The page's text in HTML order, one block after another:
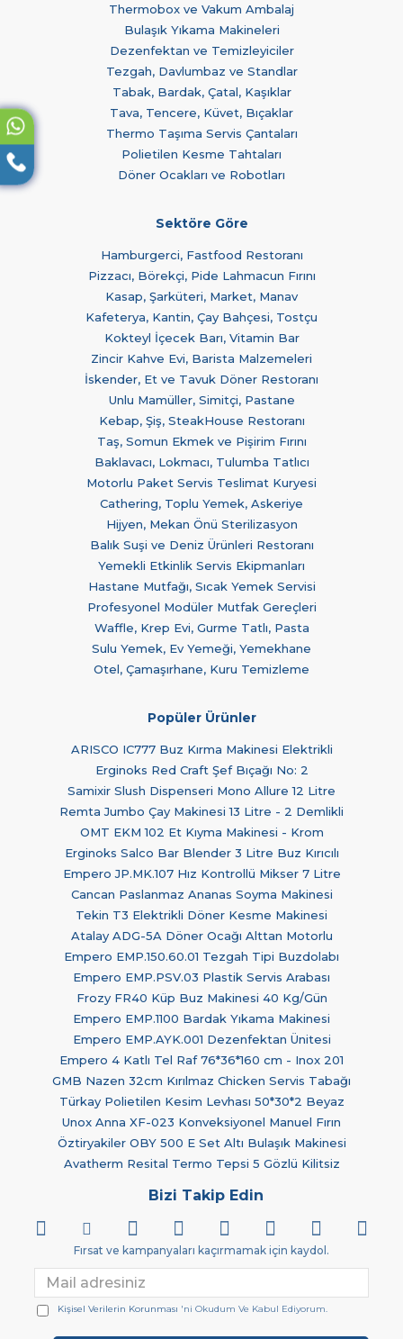
Thermobox ve Vakum Ambalaj
Bulaşık Yıkama Makineleri
Dezenfektan ve Temizleyiciler
Tezgah, Davlumbaz ve Standlar
Tabak, Bardak, Çatal, Kaşıklar
Tava, Tencere, Küvet, Bıçaklar
Thermo Taşıma Servis Çantaları
Polietilen Kesme Tahtaları
Döner Ocakları ve Robotları
Sektöre Göre
Hamburgerci, Fastfood Restoranı
Pizzacı, Börekçi, Pide Lahmacun Fırını
Kasap, Şarküteri, Market, Manav
Kafeterya, Kantin, Çay Bahçesi, Tostçu
Kokteyl İçecek Barı, Vitamin Bar
Zincir Kahve Evi, Barista Malzemeleri
İskender, Et ve Tavuk Döner Restoranı
Unlu Mamüller, Simitçi, Pastane
Kebap, Şiş, SteakHouse Restoranı
Taş, Somun Ekmek ve Pişirim Fırını
Baklavacı, Lokmacı, Tulumba Tatlıcı
Motorlu Paket Servis Teslimat Kuryesi
Cathering, Toplu Yemek, Askeriye
Hijyen, Mekan Önü Sterilizasyon
Balık Suşi ve Deniz Ürünleri Restoranı
Yemekli Etkinlik Servis Ekipmanları
Hastane Mutfağı, Sıcak Yemek Servisi
Profesyonel Modüler Mutfak Gereçleri
Waffle, Krep Evi, Gurme Tatlı, Pasta
Sulu Yemek, Ev Yemeği, Yemekhane
Otel, Çamaşırhane, Kuru Temizleme
Popüler Ürünler
ARISCO IC777 Buz Kırma Makinesi Elektrikli
Erginoks Red Craft Şef Bıçağı No: 2
Samixir Slush Dispenseri Mono Allure 12 Litre
Remta Jumbo Çay Makinesi 13 Litre - 2 Demlikli
OMT EKM 102 Et Kıyma Makinesi - Krom
Erginoks Salco Bar Blender 3 Litre Buz Kırıcılı
Empero JP.MK.107 Hız Kontrollü Mikser 7 Litre
Cancan Paslanmaz Ananas Soyma Makinesi
Tekin T3 Elektrikli Döner Kesme Makinesi
Atalay ADG-5A Döner Ocağı Alttan Motorlu
Empero EMP.150.60.01 Tezgah Tipi Buzdolabı
Empero EMP.PSV.03 Plastik Servis Arabası
Frozy FR40 Küp Buz Makinesi 40 Kg/Gün
Empero EMP.1100 Bardak Yıkama Makinesi
Empero EMP.AYK.001 Dezenfektan Ünitesi
Empero 4 Katlı Tel Raf 76*36*160 cm - Inox 201
GMB Nazen 32cm Kırılmaz Chicken Servis Tabağı
Türkay Polietilen Kesim Levhası 50*30*2 Beyaz
Unox Anna XF-023 Konveksiyonel Manuel Fırın
Öztiryakiler OBY 500 E Set Altı Bulaşık Makinesi
Avatherm Resital Termo Tepsi 5 Gözlü Kilitsiz
Bizi Takip Edin
Fırsat ve kampanyaları kaçırmamak için kaydol.
Kişisel Verilerin Korunması 'ni Okudum Ve Kabul Ediyorum.